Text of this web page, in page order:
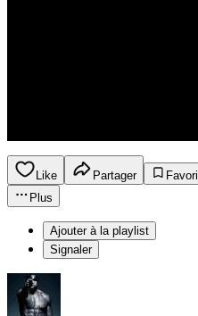
Like Partager
Favori
Plus
Ajouter à la playlist
Signaler